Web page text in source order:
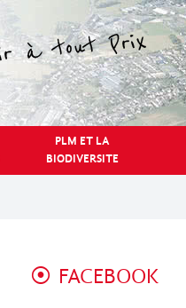
PLM ET LA
BIODIVERSITE
FACEBOOK